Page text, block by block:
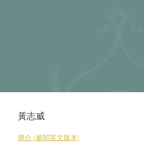
簡介 (參閱英文版本)
黃志威